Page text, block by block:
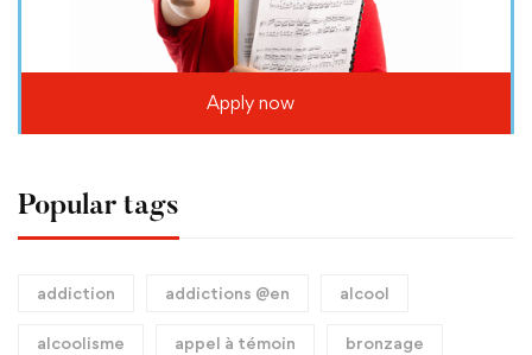
Apply now
Popular tags
addiction addictions @en alcool
alcoolisme appel à témoin bronzage